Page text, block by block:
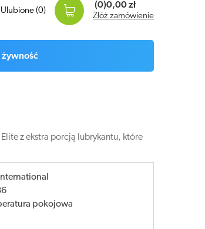
Ulubione (0)
(0)0,00 zł
Złóż zamówienie
z ekstra porcją lubrykantu, które
pokojowa